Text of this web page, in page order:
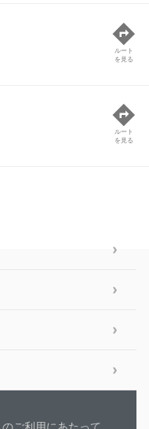
ルート
を見る
ルート
を見る